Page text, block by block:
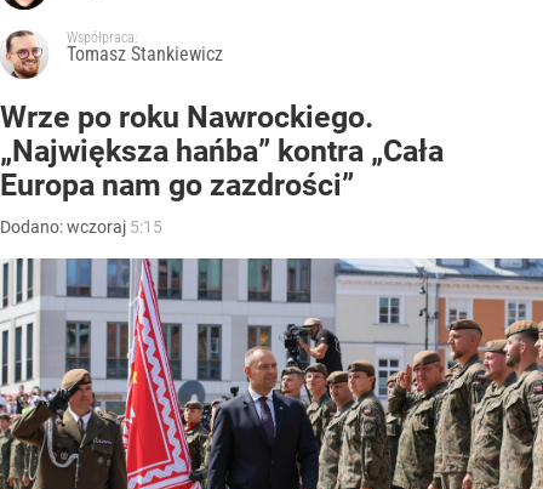
Współpraca:
Tomasz Stankiewicz
Wrze po roku Nawrockiego.
„Największa hańba” kontra „Cała
Europa nam go zazdrości”
Dodano:wczoraj 5:15